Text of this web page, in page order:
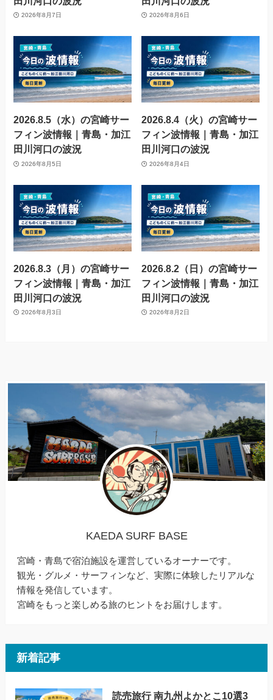
2026年8月7日 2026年8月6日
2026.8.5（水）の宮崎サー
フィン波情報｜青島・加江
田川河口の波況
2026年8月5日
2026.8.4（火）の宮崎サー
フィン波情報｜青島・加江
田川河口の波況
2026年8月4日
2026.8.3（月）の宮崎サー
フィン波情報｜青島・加江
田川河口の波況
2026年8月3日
2026.8.2（日）の宮崎サー
フィン波情報｜青島・加江
田川河口の波況
2026年8月2日
KAEDA SURF BASE
宮崎・青島で宿泊施設を運営しているオーナーです。
観光・グルメ・サーフィンなど、実際に体験したリアルな
情報を発信しています。
宮崎をもっと楽しめる旅のヒントをお届けします。
新着記事
読売旅行 南九州よかとこ10選3